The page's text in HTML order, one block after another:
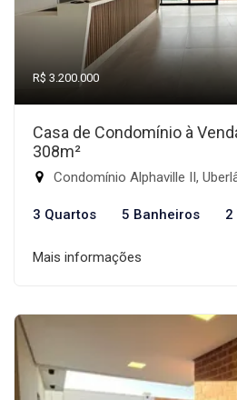
R$ 3.200.000
Casa de Condomínio à
308m²
Condomínio Alphaville II,
3 Quartos 5 Banheiros 2
Mais informações